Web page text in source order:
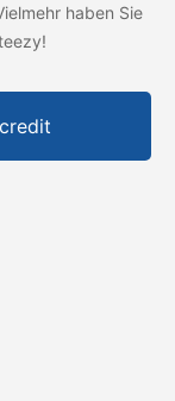
haben Sie